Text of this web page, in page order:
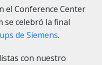
el Conference Center
celebró la final
de Siemens.
con nuestro